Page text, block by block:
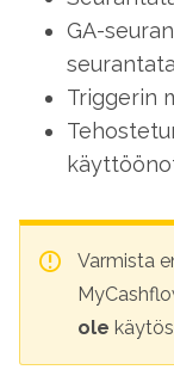
GA-
Triggerin
Varmista
ole